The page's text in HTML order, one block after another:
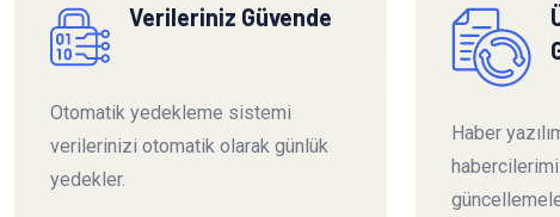
Verileriniz Güvende
Otomatik yedekleme sistemi
verilerinizi otomatik olarak günlük
yedekler.
Haber